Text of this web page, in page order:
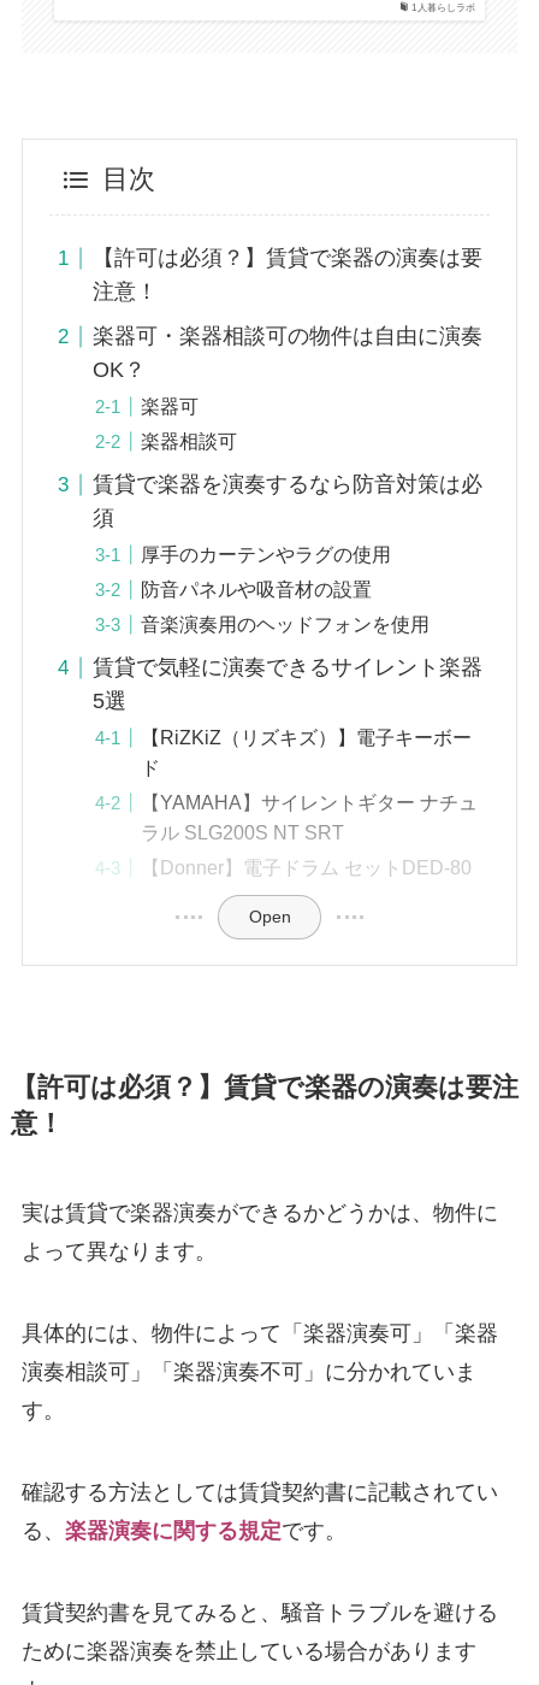
1人暮らしラボ
目次
【許可は必須？】賃貸で楽器の演奏は要
注意！
楽器可・楽器相談可の物件は自由に演奏
OK？
楽器可
楽器相談可
賃貸で楽器を演奏するなら防音対策は必
須
厚手のカーテンやラグの使用
防音パネルや吸音材の設置
音楽演奏用のヘッドフォンを使用
賃貸で気軽に演奏できるサイレント楽器
5選
【RiZKiZ（リズキズ）】電子キーボー
ド
【YAMAHA】サイレントギター ナチュ
ラル SLG200S NT SRT
【Donner】電子ドラム セットDED-80
Open
【許可は必須？】賃貸で楽器の演奏は要注
意！
実は賃貸で楽器演奏ができるかどうかは、物件に
よって異なります。
具体的には、物件によって「楽器演奏可」「楽器
演奏相談可」「楽器演奏不可」に分かれていま
す。
確認する方法としては賃貸契約書に記載されてい
る、 楽器演奏に関する規定です。
賃貸契約書を見てみると、騒音トラブルを避ける
ために楽器演奏を禁止している場合があります